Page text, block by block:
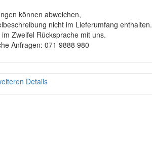
können abweichen,
nicht im Lieferumfang enthalten.
Zweifel Rücksprache mit uns.
Anfragen: 071 9888 980
Details